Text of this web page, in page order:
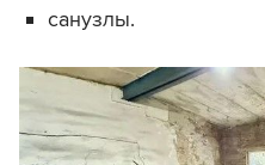
санузлы.